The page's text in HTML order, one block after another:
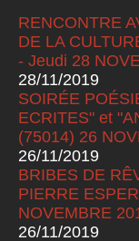
RENCONTRE
DE LA
- Jeudi 28
28/11/2019
SOIRÉE
ECRITES" et
(75014) 26
26/11/2019
BRIBES DE
PIERRE
NOVEMBRE
26/11/2019